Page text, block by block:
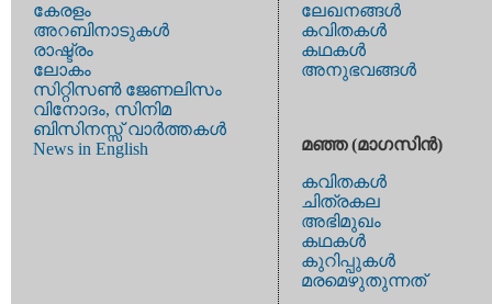
കേരളം
അറബിനാടുകള്‍
രാഷ്ട്രം
ലോകം
സിറ്റിസണ്‍ ജേണലിസം
വിനോദം, സിനിമ
ബിസിനസ്സ് വാര്‍ത്തകള്‍
News in English
ലേഖനങ്ങള്‍
കവിതകള്‍
കഥകള്‍
അനുഭവങ്ങള്‍
മഞ്ഞ (മാഗസിന്‍)
കവിതകള്‍
ചിത്രകല
അഭിമുഖം
കഥകള്‍
കുറിപ്പുകള്‍
മരമെഴുതുന്നത്